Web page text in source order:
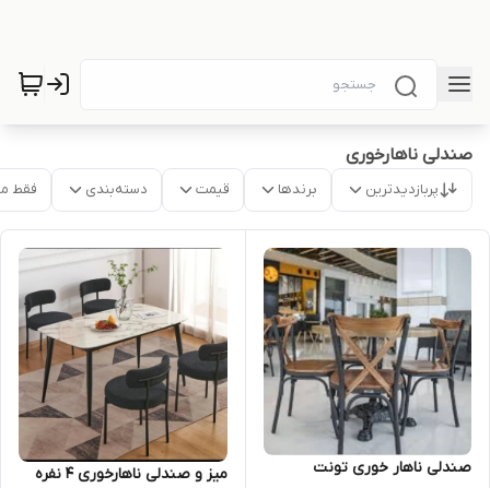
صندلی ناهارخوری
پربازدیدترین برندها قیمت دسته‌بندی فقط
صندلی ناهار خوری تونت
میز و صندلی ناهارخوری ۴ نفره